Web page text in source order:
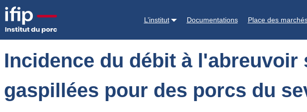
L’institut Documentations Place des
Accueil Documentations
Incidence du débit à
gaspillées pour des porcs du